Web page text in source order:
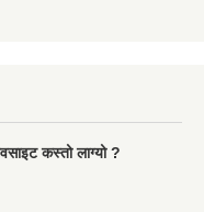
कस्तो लाग्यो ?